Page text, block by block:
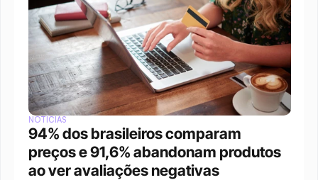
NOTÍCIAS
94% dos brasileiros comparam
preços e 91,6% abandonam produtos
ao ver avaliações negativas